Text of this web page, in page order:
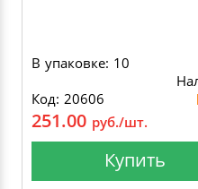
В упаковке: 10
Код: 20606
251.00 руб./шт.
Купить